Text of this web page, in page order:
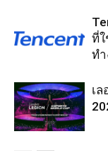
ที่
ท
เ